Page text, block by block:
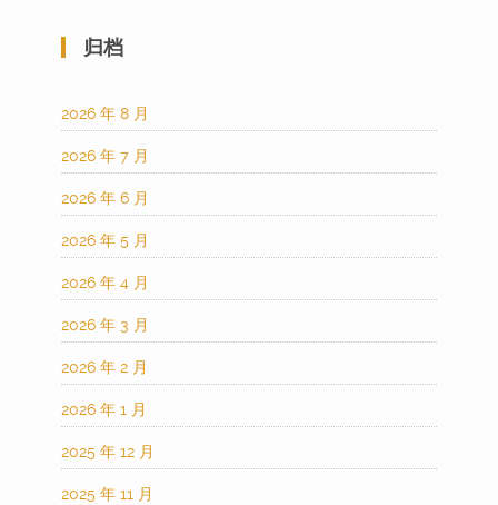
归档
2026 年 8 月
2026 年 7 月
2026 年 6 月
2026 年 5 月
2026 年 4 月
2026 年 3 月
2026 年 2 月
2026 年 1 月
2025 年 12 月
2025 年 11 月